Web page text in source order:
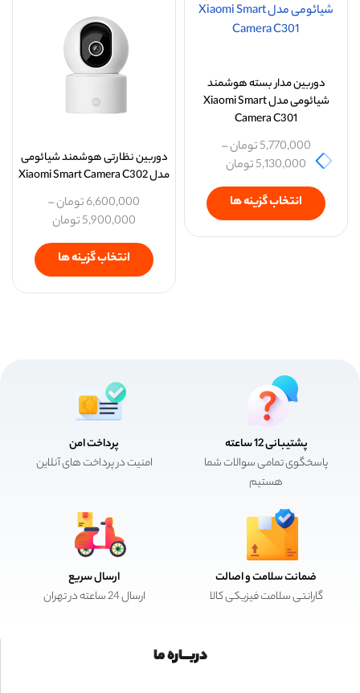
دوربین مدار بسته هوشمند
شیائومی مدل Xiaomi Smart
Camera C301
5,770,000تومان–
5,130,000تومان
انتخاب گزینه ها
دوربین نظارتی هوشمند شیائومی
مدل Xiaomi Smart Camera C302
6,600,000تومان–
5,900,000تومان
انتخاب گزینه ها
پشتیبانی 12 ساعته
پاسخگوی تمامی سوالات شما
هستیم
پرداخت امن
امنیت در پرداخت های آنلاین
ضمانت سلامت و اصالت
گارانتی سلامت فیزیکی کالا
ارسال سریع
ارسال 24 ساعته در تهران
دربـــاره ما